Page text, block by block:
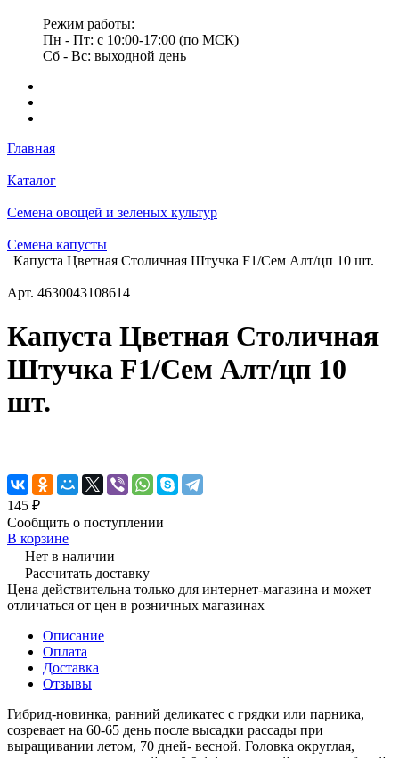
Режим работы:
Пн - Пт: с 10:00-17:00 (по МСК)
Сб - Вс: выходной день
Главная
Каталог
Семена овощей и зеленых культур
Семена капусты
Капуста Цветная Столичная Штучка F1/Сем Алт/цп 10 шт.
Арт. 4630043108614
Капуста Цветная Столичная
Штучка F1/Сем Алт/цп 10
шт.
145 ₽
Сообщить о поступлении
В корзине
Нет в наличии
Рассчитать доставку
Цена действительна только для интернет-магазина и может
отличаться от цен в розничных магазинах
Описание
Оплата
Доставка
Отзывы
Гибрид-новинка, ранний деликатес с грядки или парника,
созревает на 60-65 день после высадки рассады при
выращивании летом, 70 дней- весной. Головка округлая,